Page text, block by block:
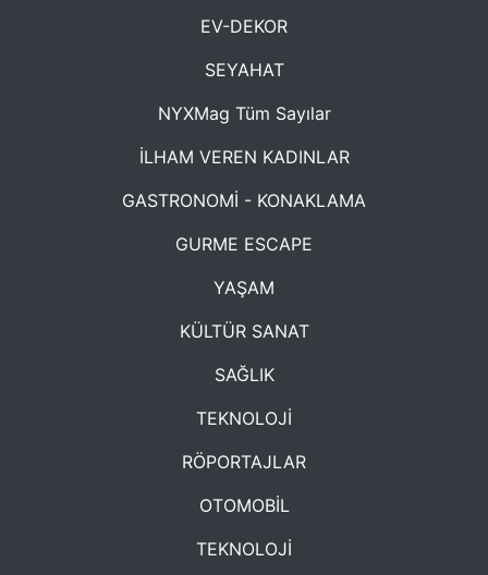
EV-DEKOR
SEYAHAT
NYXMag Tüm Sayılar
İLHAM VEREN KADINLAR
GASTRONOMİ - KONAKLAMA
GURME ESCAPE
YAŞAM
KÜLTÜR SANAT
SAĞLIK
TEKNOLOJİ
RÖPORTAJLAR
OTOMOBİL
TEKNOLOJİ